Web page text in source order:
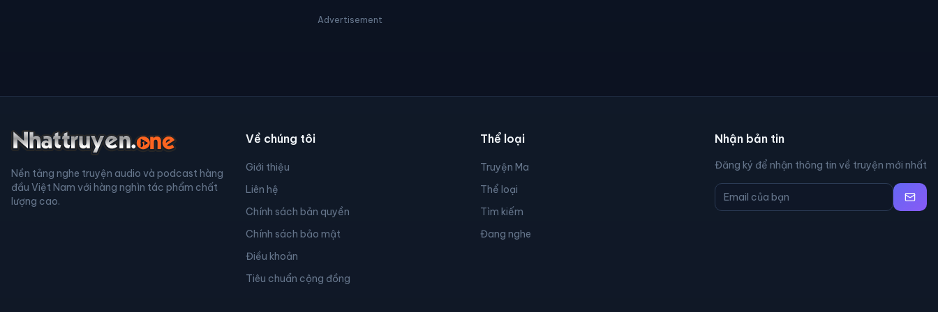
Advertisement
Nền tảng nghe truyện audio và podcast hàng
đầu Việt Nam với hàng nghìn tác phẩm chất
lượng cao.
Về chúng tôi
Giới thiệu
Liên hệ
Chính sách bản quyền
Chính sách bảo mật
Điều khoản
Tiêu chuẩn cộng đồng
Thể loại
Truyện Ma
Thể loại
Tìm kiếm
Đang nghe
Nhận bản tin
Đăng ký để nhận thông tin về truyện mới nhất